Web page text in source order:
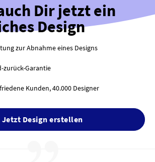
Dir jetzt ein
Design
zur Abnahme eines Designs
zurück-Garantie
Kunden, 40.000 Designer
Jetzt Design erstellen